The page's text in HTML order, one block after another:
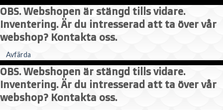
OBS. Webshopen är stängd tills vidare.
Inventering. Är du intresserad att ta över vår
webshop? Kontakta oss.
Avfärda
OBS. Webshopen är stängd tills vidare.
Inventering. Är du intresserad att ta över vår
webshop? Kontakta oss.